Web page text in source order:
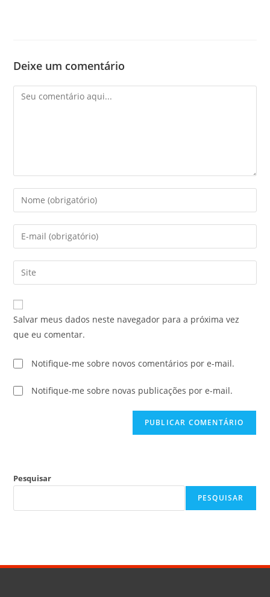
Deixe um comentário
Salvar meus dados neste navegador para a próxima vez
que eu comentar.
Notifique-me sobre novos comentários por e-mail.
Notifique-me sobre novas publicações por e-mail.
Pesquisar
PESQUISAR